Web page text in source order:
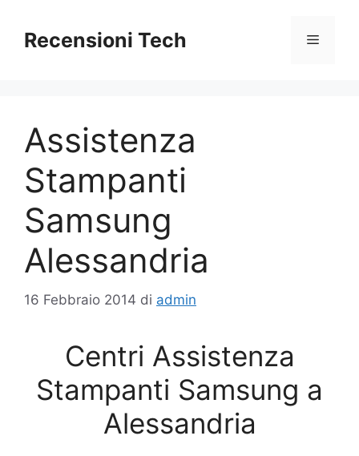
contenuto
Recensioni Tech Menu
Assistenza
Stampanti
Samsung
Alessandria
16 Febbraio 2014 di admin
Centri Assistenza
Stampanti Samsung a
Alessandria